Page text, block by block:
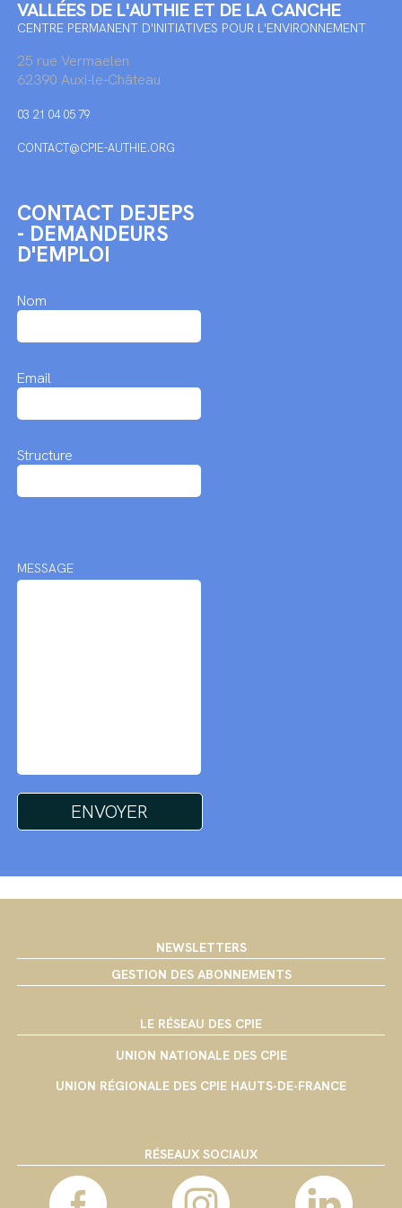
VALLÉES DE L'AUTHIE ET DE LA CANCHE
CENTRE PERMANENT D'INITIATIVES POUR L'ENVIRONNEMENT
25 rue Vermaelen
62390 Auxi-le-Château
03 21 04 05 79
CONTACT@CPIE-AUTHIE.ORG
CONTACT DEJEPS
- DEMANDEURS
D'EMPLOI
Nom
Email
Structure
MESSAGE
NEWSLETTERS
GESTION DES ABONNEMENTS
LE RÉSEAU DES CPIE
UNION NATIONALE DES CPIE
UNION RÉGIONALE DES CPIE HAUTS-DE-FRANCE
RÉSEAUX SOCIAUX